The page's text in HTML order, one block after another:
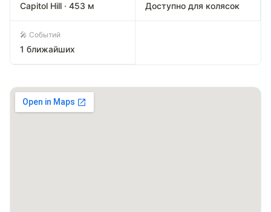
Capitol Hill · 453 м Доступно для колясок
🎤 Событий
1 ближайших